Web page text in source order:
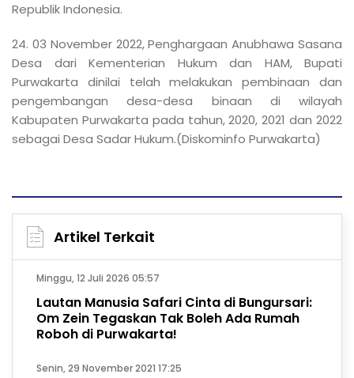
Republik Indonesia.
24. 03 November 2022, Penghargaan Anubhawa Sasana
Desa dari Kementerian Hukum dan HAM, Bupati
Purwakarta dinilai telah melakukan pembinaan dan
pengembangan desa-desa binaan di wilayah
Kabupaten Purwakarta pada tahun, 2020, 2021 dan 2022
sebagai Desa Sadar Hukum.(Diskominfo Purwakarta)
Artikel Terkait
Minggu, 12 Juli 2026 05:57
Lautan Manusia Safari Cinta di Bungursari:
Om Zein Tegaskan Tak Boleh Ada Rumah
Roboh di Purwakarta!
Senin, 29 November 2021 17:25